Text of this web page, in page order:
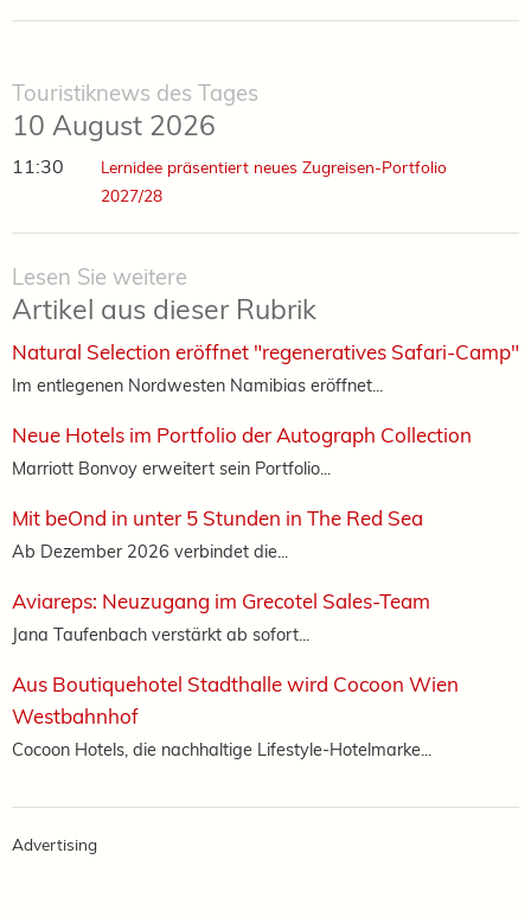
Touristiknews des Tages
10 August 2026
11:30
Lernidee präsentiert neues Zugreisen-Portfolio
2027/28
Lesen Sie weitere
Artikel aus dieser Rubrik
Natural Selection eröffnet "regeneratives Safari-Camp"
Im entlegenen Nordwesten Namibias eröffnet...
Neue Hotels im Portfolio der Autograph Collection
Marriott Bonvoy erweitert sein Portfolio...
Mit beOnd in unter 5 Stunden in The Red Sea
Ab Dezember 2026 verbindet die...
Aviareps: Neuzugang im Grecotel Sales-Team
Jana Taufenbach verstärkt ab sofort...
Aus Boutiquehotel Stadthalle wird Cocoon Wien
Westbahnhof
Cocoon Hotels, die nachhaltige Lifestyle-Hotelmarke...
Advertising